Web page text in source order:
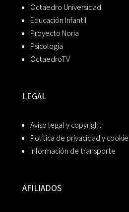
Octaedro Universidad
Educación Infantil
Proyecto Noria
Psicología
OctaedroTV
LEGAL
Aviso legal y copyright
Política de privacidad y
Información de transporte
AFILIADOS